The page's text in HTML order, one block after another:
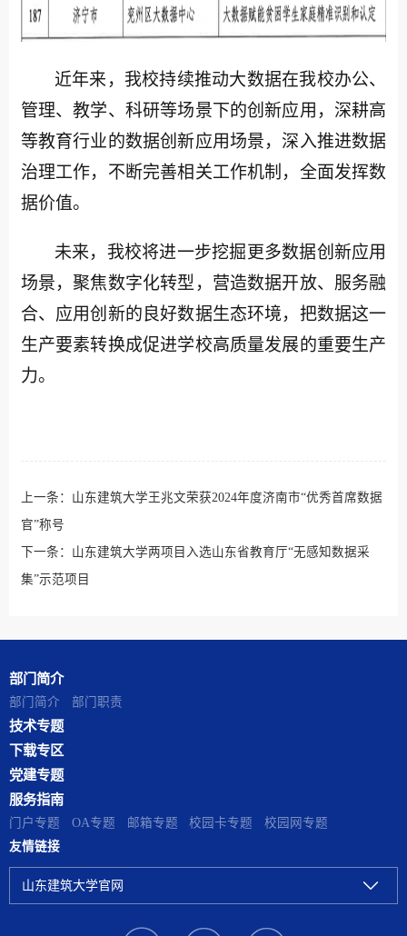
近年来，我校持续推动大数据在我校办公、
管理、教学、科研等场景下的创新应用，深耕高
等教育行业的数据创新应用场景，深入推进数据
治理工作，不断完善相关工作机制，全面发挥数
据价值。
未来，我校将进一步挖掘更多数据创新应用
场景，聚焦数字化转型，营造数据开放、服务融
合、应用创新的良好数据生态环境，把数据这一
生产要素转换成促进学校高质量发展的重要生产
力。
上一条： 山东建筑大学王兆文荣获2024年度济南市“优秀首席数据
官”称号
下一条： 山东建筑大学两项目入选山东省教育厅“无感知数据采
集”示范项目
部门简介
部门简介 部门职责
技术专题
下载专区
党建专题
服务指南
门户专题 OA专题 邮箱专题 校园卡专题
校园网专题
友情链接
山东建筑大学官网